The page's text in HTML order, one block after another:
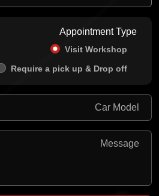
Appointment Type
Visit Workshop
Require a pick up & Drop off